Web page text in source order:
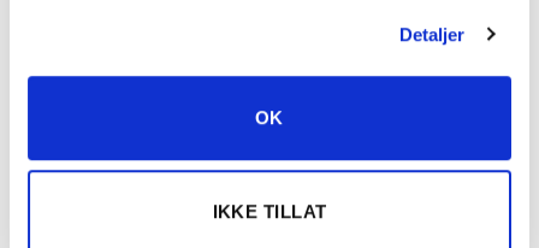
Detaljer
OK
IKKE TILLAT